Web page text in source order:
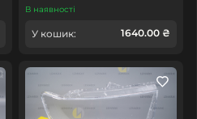
В наявності
У кошик: 1640.00 ₴